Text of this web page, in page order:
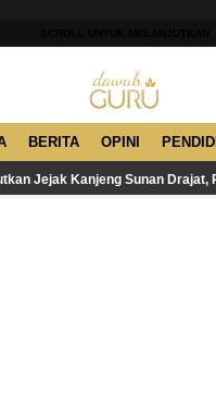
Dawuh Guru
Merawat Tradisi, Membangun
BERITA OPINI
Jejak Kanjeng Sunan